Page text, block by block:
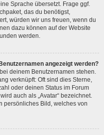
Sprache übersetzt. Frage ggf.
das du benötigst,
würden wir uns freuen, wenn du
dazu können auf der Website
werden.
angezeigt werden?
deinem Benutzernamen stehen.
verknüpft: Oft sind dies Sterne,
oder deinen Status im Forum
auch als „Avatar“ bezeichnet.
persönliches Bild, welches von